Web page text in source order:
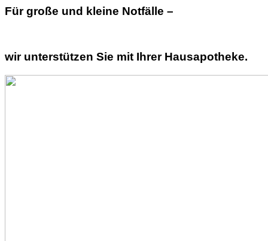
Für große und kleine Notfälle –
wir unterstützen Sie mit Ihrer Hausapotheke.